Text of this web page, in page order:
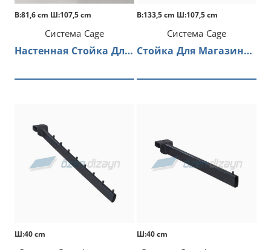
В:81,6 cm Ш:107,5 cm
Система Cage
Настенная Стойка Для Магазина Одежды
В:133,5 cm Ш:107,5 cm
Система Cage
Стойка Для Магазина Одежды
Ш:40 cm Ш:40 cm